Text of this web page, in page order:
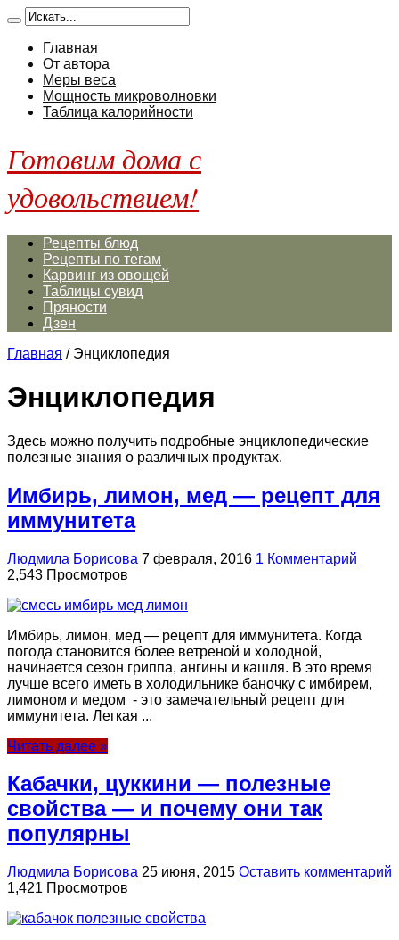
Главная
От автора
Меры веса
Мощность микроволновки
Таблица калорийности
Готовим дома с
удовольствием!
Рецепты блюд
Рецепты по тегам
Карвинг из овощей
Таблицы сувид
Пряности
Дзен
Главная / Энциклопедия
Энциклопедия
Здесь можно получить подробные энциклопедические
полезные знания о различных продуктах.
Имбирь, лимон, мед — рецепт для
иммунитета
Людмила Борисова 7 февраля, 2016 1 Комментарий
2,543 Просмотров
Имбирь, лимон, мед — рецепт для иммунитета. Когда
погода становится более ветреной и холодной,
начинается сезон гриппа, ангины и кашля. В это время
лучше всего иметь в холодильнике баночку с имбирем,
лимоном и медом - это замечательный рецепт для
иммунитета. Легкая ...
Читать далее »
Кабачки, цуккини — полезные
свойства — и почему они так
популярны
Людмила Борисова 25 июня, 2015 Оставить комментарий
1,421 Просмотров